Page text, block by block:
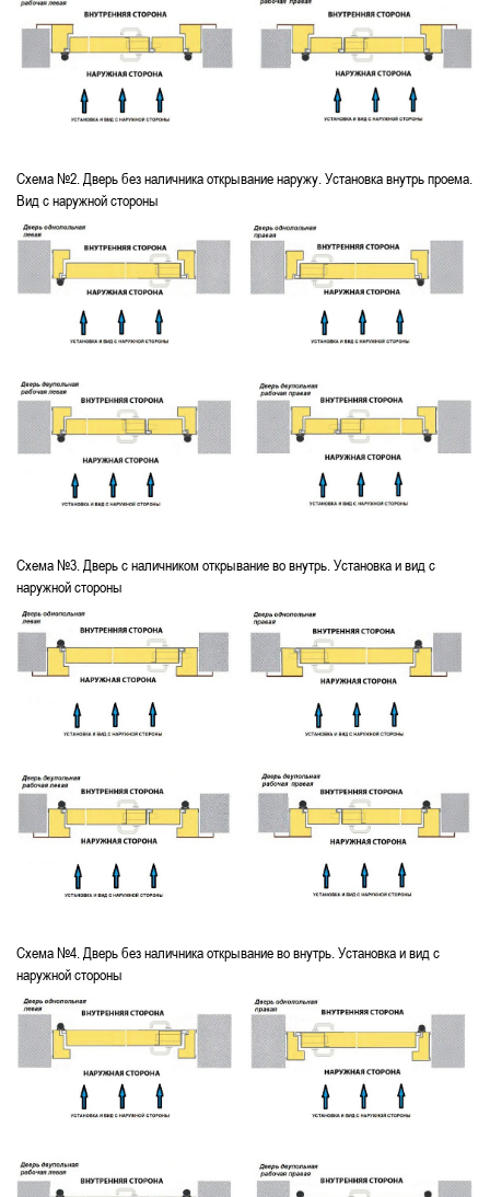
Схема №2. Дверь без наличника открывание наружу. Установка внутрь проема.
Вид с наружной стороны
Схема №3. Дверь с наличником открывание во внутрь. Установка и вид с
наружной стороны
Схема №4. Дверь без наличника открывание во внутрь. Установка и вид с
наружной стороны